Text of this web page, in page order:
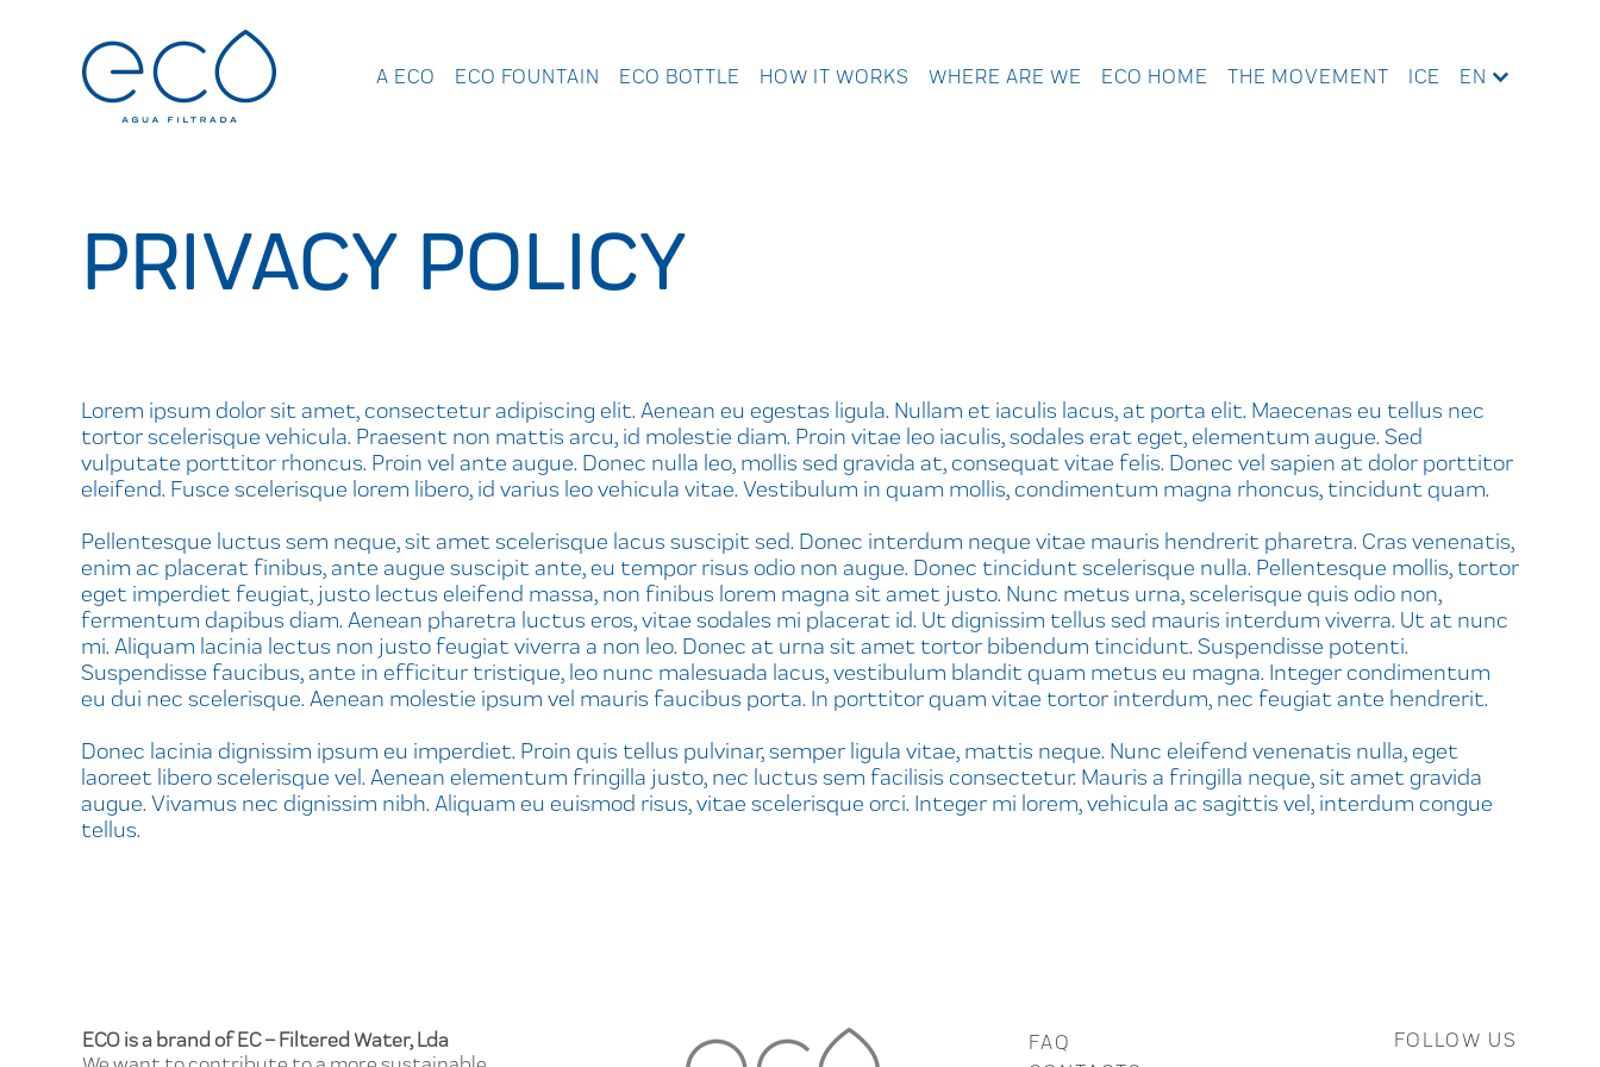
A ECO ECO FOUNTAIN ECO BOTTLE HOW IT WORKS WHERE ARE WE ECO HOME THE MOVEMENT ICE EN
PRIVACY POLICY
Lorem ipsum dolor sit amet, consectetur adipiscing elit. Aenean eu egestas ligula. Nullam et iaculis lacus, at porta elit. Maecenas eu tellus nec
tortor scelerisque vehicula. Praesent non mattis arcu, id molestie diam. Proin vitae leo iaculis, sodales erat eget, elementum augue. Sed
vulputate porttitor rhoncus. Proin vel ante augue. Donec nulla leo, mollis sed gravida at, consequat vitae felis. Donec vel sapien at dolor porttitor
eleifend. Fusce scelerisque lorem libero, id varius leo vehicula vitae. Vestibulum in quam mollis, condimentum magna rhoncus, tincidunt quam.
Pellentesque luctus sem neque, sit amet scelerisque lacus suscipit sed. Donec interdum neque vitae mauris hendrerit pharetra. Cras venenatis,
enim ac placerat finibus, ante augue suscipit ante, eu tempor risus odio non augue. Donec tincidunt scelerisque nulla. Pellentesque mollis, tortor
eget imperdiet feugiat, justo lectus eleifend massa, non finibus lorem magna sit amet justo. Nunc metus urna, scelerisque quis odio non,
fermentum dapibus diam. Aenean pharetra luctus eros, vitae sodales mi placerat id. Ut dignissim tellus sed mauris interdum viverra. Ut at nunc
mi. Aliquam lacinia lectus non justo feugiat viverra a non leo. Donec at urna sit amet tortor bibendum tincidunt. Suspendisse potenti.
Suspendisse faucibus, ante in efficitur tristique, leo nunc malesuada lacus, vestibulum blandit quam metus eu magna. Integer condimentum
eu dui nec scelerisque. Aenean molestie ipsum vel mauris faucibus porta. In porttitor quam vitae tortor interdum, nec feugiat ante hendrerit.
Donec lacinia dignissim ipsum eu imperdiet. Proin quis tellus pulvinar, semper ligula vitae, mattis neque. Nunc eleifend venenatis nulla, eget
laoreet libero scelerisque vel. Aenean elementum fringilla justo, nec luctus sem facilisis consectetur. Mauris a fringilla neque, sit amet gravida
augue. Vivamus nec dignissim nibh. Aliquam eu euismod risus, vitae scelerisque orci. Integer mi lorem, vehicula ac sagittis vel, interdum congue
tellus.
ECO is a brand of EC – Filtered Water, Lda
FAQ
FOLLOW US